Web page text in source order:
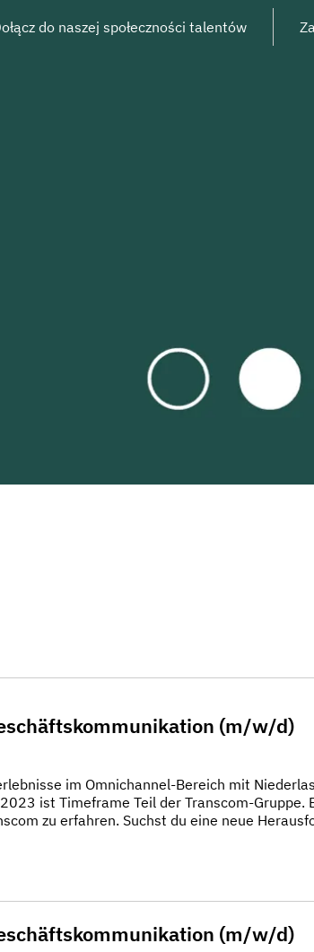
do naszej społeczności talentów
(m/w/d)
im Omnichannel-Bereich mit
ist Timeframe Teil der Transcom-Gruppe.
zu erfahren. Suchst du eine neue
(m/w/d)